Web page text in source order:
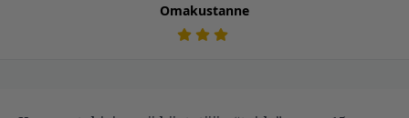
Omakustanne